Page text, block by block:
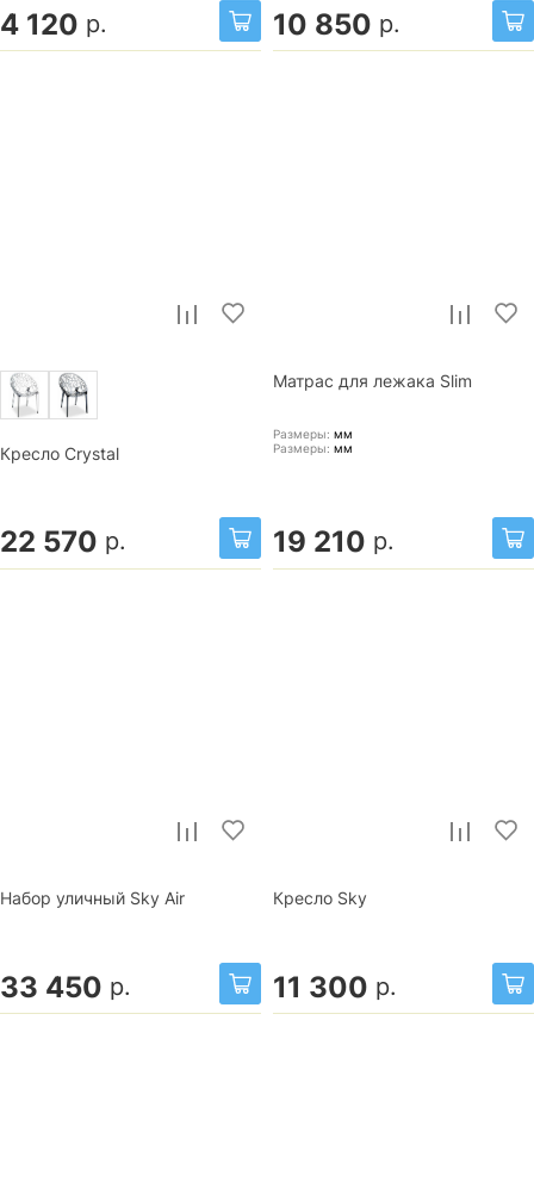
4 120 р. 10 850 р.
Кресло Crystal
22 570 р.
Матрас для лежака Slim
Размеры: мм
Размеры: мм
19 210 р.
Набор уличный Sky Air
33 450 р.
Кресло Sky
11 300 р.